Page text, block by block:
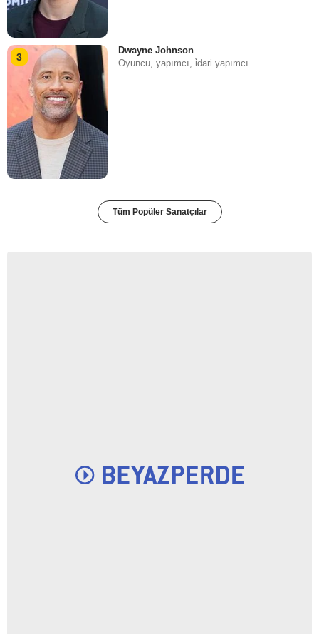
3
Dwayne Johnson
Oyuncu, yapımcı, i̇dari yapımcı
Tüm Popüler Sanatçılar